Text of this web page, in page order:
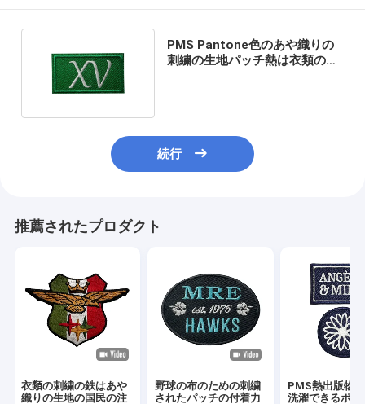
PMS Pantone色のあや織りの
刺繍の生地パッチ熱は衣類のた
続行
推薦されたプロダクト
衣類の刺繍の鉄はあや
織りの生地の国民の注
野球の布のための刺繍
されたパッチの付着力
PMS熱出版物
洗濯できるポリ